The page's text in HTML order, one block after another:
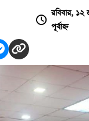
রবিবার,
পূর্বাহ্ন